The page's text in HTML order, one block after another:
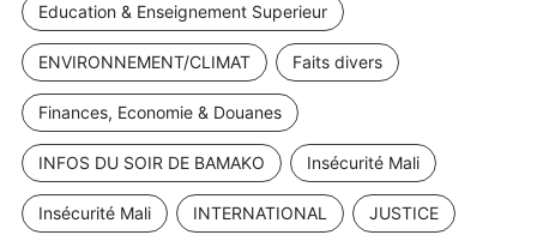
Education & Enseignement Superieur
ENVIRONNEMENT/CLIMAT Faits divers
Finances, Economie & Douanes
INFOS DU SOIR DE BAMAKO Insécurité Mali
Insécurité Mali INTERNATIONAL JUSTICE